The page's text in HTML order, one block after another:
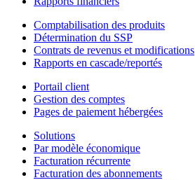
Comptabilisation des produits
Détermination du SSP
Contrats de revenus et modifications
Rapports en cascade/reportés
Portail client
Gestion des comptes
Pages de paiement hébergées
Solutions
Par modèle économique
Facturation récurrente
Facturation des abonnements